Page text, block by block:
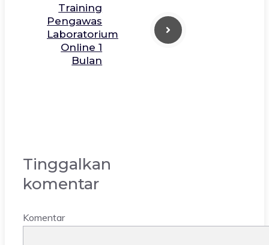
Training
Pengawas
Laboratorium
Online 1
Bulan
Tinggalkan
komentar
Komentar